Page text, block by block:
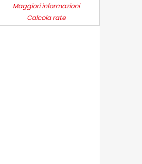
Maggiori informazioni
Calcola rate